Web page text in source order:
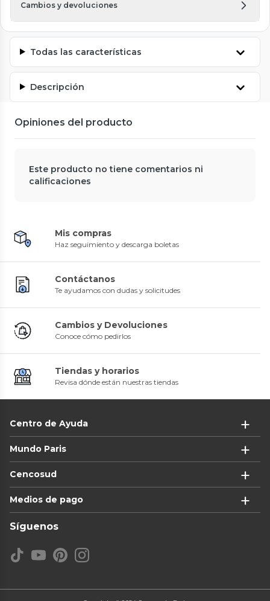
Cambios y devoluciones
Todas las características
Descripción
Opiniones del producto
Este producto no tiene comentarios ni
calificaciones
Mis compras
Haz seguimiento y descarga boletas
Contáctanos
Te ayudamos con dudas y solicitudes
Cambios y Devoluciones
Conoce cómo pedirlos
Tiendas y horarios
Revisa dónde están nuestras tiendas
Centro de Ayuda
Mundo Paris
Cencosud
Medios de pago
Síguenos